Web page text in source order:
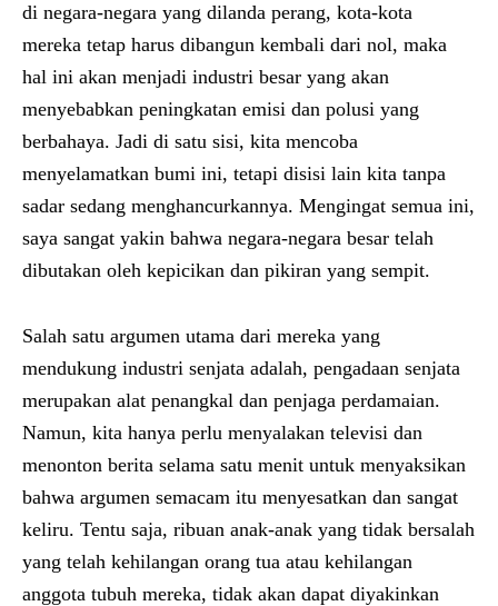
di negara-negara yang dilanda perang, kota-kota
mereka tetap harus dibangun kembali dari nol, maka
hal ini akan menjadi industri besar yang akan
menyebabkan peningkatan emisi dan polusi yang
berbahaya. Jadi di satu sisi, kita mencoba
menyelamatkan bumi ini, tetapi disisi lain kita tanpa
sadar sedang menghancurkannya. Mengingat semua ini,
saya sangat yakin bahwa negara-negara besar telah
dibutakan oleh kepicikan dan pikiran yang sempit.
Salah satu argumen utama dari mereka yang
mendukung industri senjata adalah, pengadaan senjata
merupakan alat penangkal dan penjaga perdamaian.
Namun, kita hanya perlu menyalakan televisi dan
menonton berita selama satu menit untuk menyaksikan
bahwa argumen semacam itu menyesatkan dan sangat
keliru. Tentu saja, ribuan anak-anak yang tidak bersalah
yang telah kehilangan orang tua atau kehilangan
anggota tubuh mereka, tidak akan dapat diyakinkan